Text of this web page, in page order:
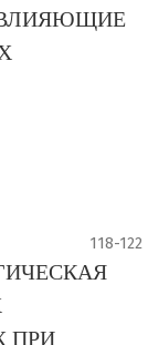
118-122
ПРИ